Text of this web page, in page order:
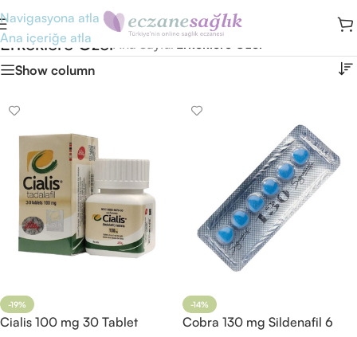
Navigasyona atla
Ana içeriğe atla
Erkeklere Özel
Show column
-19%
Cialis 100 mg 30 Tablet
-14%
Cobra 130 mg Sildenafil 6